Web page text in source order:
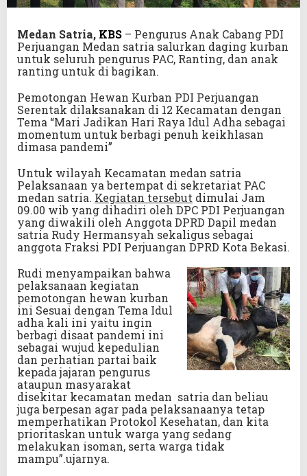
Medan Satria, KBS – Pengurus Anak Cabang PDI
Perjuangan Medan satria salurkan daging kurban
untuk seluruh pengurus PAC, Ranting, dan anak
ranting untuk di bagikan.
Pemotongan Hewan Kurban PDI Perjuangan
Serentak dilaksanakan di 12 Kecamatan dengan
Tema “Mari Jadikan Hari Raya Idul Adha sebagai
momentum untuk berbagi penuh keikhlasan
dimasa pandemi”
Untuk wilayah Kecamatan medan satria
Pelaksanaan ya bertempat di sekretariat PAC
medan satria. Kegiatan tersebut dimulai Jam
09.00 wib yang dihadiri oleh DPC PDI Perjuangan
yang diwakili oleh Anggota DPRD Dapil medan
satria Rudy Hermansyah sekaligus sebagai
anggota Fraksi PDI Perjuangan DPRD Kota Bekasi.
Rudi menyampaikan bahwa
pelaksanaan kegiatan
pemotongan hewan kurban
ini Sesuai dengan Tema Idul
adha kali ini yaitu ingin
berbagi disaat pandemi ini
sebagai wujud kepedulian
dan perhatian partai baik
kepada jajaran pengurus
ataupun masyarakat
disekitar kecamatan medan satria dan beliau
juga berpesan agar pada pelaksanaanya tetap
memperhatikan Protokol Kesehatan, dan kita
prioritaskan untuk warga yang sedang
melakukan isoman, serta warga tidak
mampu”.ujarnya.